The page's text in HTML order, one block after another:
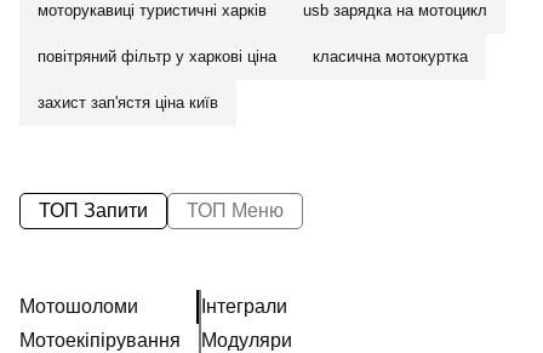
моторукавиці туристичні харків usb зарядка на мотоцикл
повітряний фільтр у харкові ціна класична мотокуртка
захист зап'ястя ціна київ
ТОП Запити ТОП Меню
Мотошоломи
Мотоекіпірування
Інтеграли
Модуляри